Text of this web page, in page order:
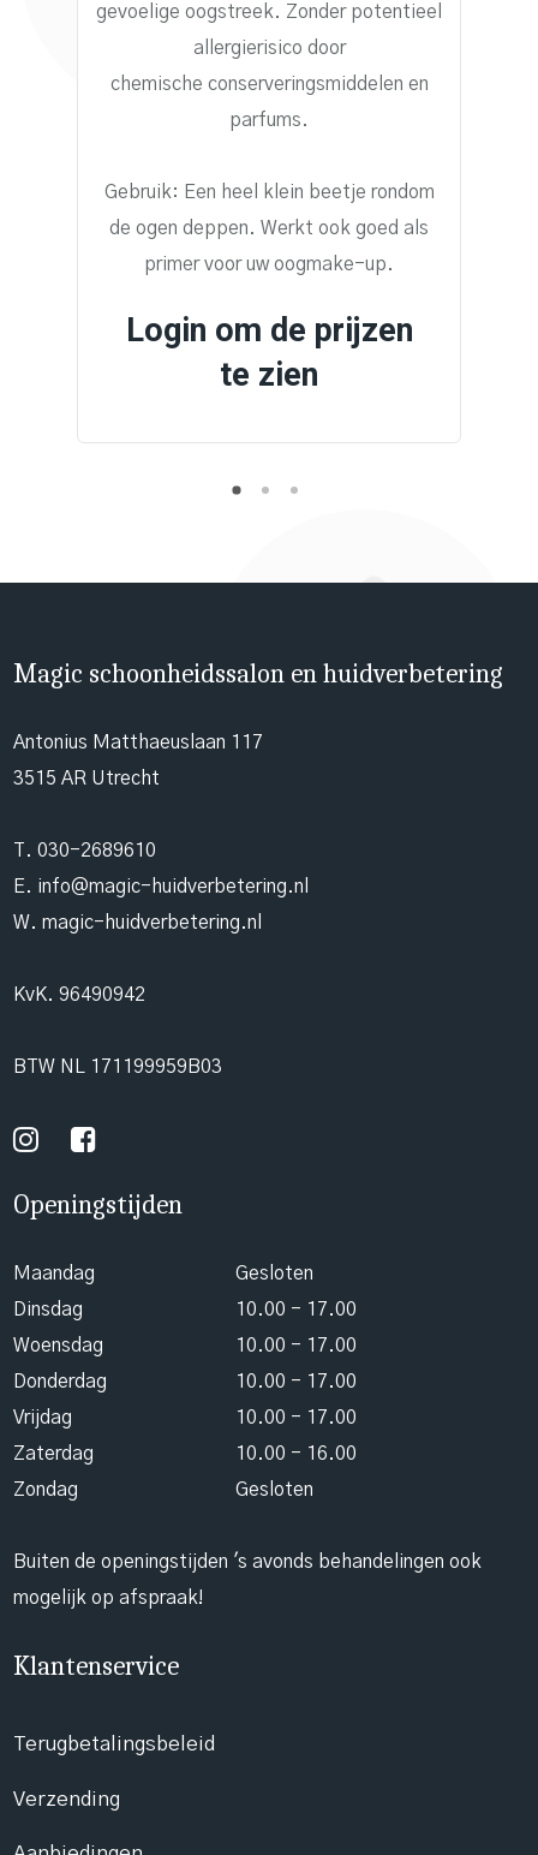
gevoelige oogstreek. Zonder potentieel
allergierisico door
chemische conserveringsmiddelen en
parfums.
Gebruik: Een heel klein beetje rondom
de ogen deppen. Werkt ook goed als
primer voor uw oogmake-up.
Login om de prijzen
te zien
Magic schoonheidssalon en huidverbetering
Antonius Matthaeuslaan 117
3515 AR Utrecht
T. 030-2689610
E. info@magic-huidverbetering.nl
W. magic-huidverbetering.nl
KvK. 96490942
BTW NL 171199959B03
Openingstijden
Maandag
Gesloten
Dinsdag
10.00 - 17.00
Woensdag
10.00 - 17.00
Donderdag
10.00 - 17.00
Vrijdag
10.00 - 17.00
Zaterdag
10.00 - 16.00
Zondag
Gesloten
Buiten de openingstijden 's avonds behandelingen ook
mogelijk op afspraak!
Klantenservice
Terugbetalingsbeleid
Verzending